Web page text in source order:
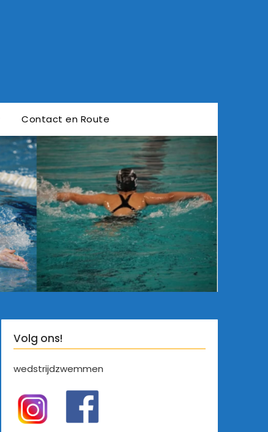
Contact en Route
Volg ons!
wedstrijdzwemmen